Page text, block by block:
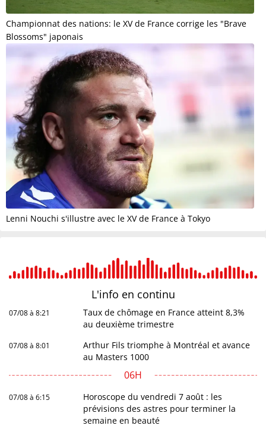
Championnat des nations: le XV de France corrige les "Brave
Blossoms" japonais
Lenni Nouchi s'illustre avec le XV de France à Tokyo
L'info en continu
07/08 à 8:21
Taux de chômage en France atteint 8,3%
au deuxième trimestre
07/08 à 8:01
Arthur Fils triomphe à Montréal et avance
au Masters 1000
06H
07/08 à 6:15
Horoscope du vendredi 7 août : les
prévisions des astres pour terminer la
semaine en beauté